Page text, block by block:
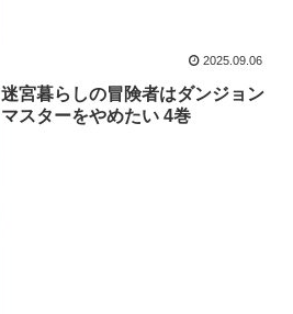
2025.09.06
迷宮暮らしの冒険者はダンジョン
マスターをやめたい 4巻